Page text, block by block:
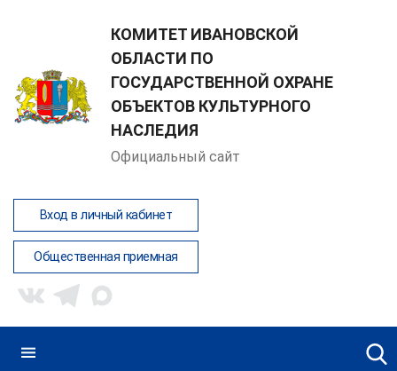
КОМИТЕТ ИВАНОВСКОЙ
ОБЛАСТИ ПО
ГОСУДАРСТВЕННОЙ ОХРАНЕ
ОБЪЕКТОВ КУЛЬТУРНОГО
НАСЛЕДИЯ
Официальный сайт
Вход в личный кабинет
Общественная приемная